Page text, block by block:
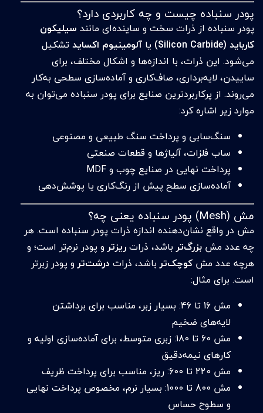
پودر سنباده چیست و چه کاربردی دارد؟
پودر سنباده از ذرات سخت و ساینده‌ای مانند سیلیکون
کارباید (Silicon Carbide)
یا آلومینیوم اکسایدتشکیل
می‌شود. این ذرات، با اندازه‌ها و اشکال مختلف، برای
ساییدن، لایه‌برداری، صاف‌کاری و آماده‌سازی سطحی به‌کار
می‌روند. از پرکاربردترین صنایع برای پودر سنباده می‌توان به
موارد زیر اشاره کرد:
سنگ‌سابی و پرداخت سنگ طبیعی و مصنوعی
ساب فلزات، آلیاژها و قطعات صنعتی
پرداخت نهایی در صنایع چوب و MDF
آماده‌سازی سطح پیش از رنگ‌کاری یا پوشش‌دهی
مش (Mesh) پودر سنباده یعنی چه؟
مش در واقع نشان‌دهنده اندازه ذرات پودر سنباده است. هر
چه عدد مش بزرگ‌تر باشد، ذراتریزتر و پودر نرم‌تر است؛ و
هرچه عدد مش کوچک‌تر باشد، ذرات درشت‌تر و پودر زبرتر
است. برای مثال:
مش 16 تا 46: بسیار زبر، مناسب برای برداشتن
لایه‌های ضخیم
مش 60 تا 180: زبری متوسط، برای آماده‌سازی اولیه و
کارهای نیمه‌دقیق
مش 220 تا 600: ریز، مناسب برای پرداخت ظریف
مش 800 تا 1000: بسیار نرم، مخصوص پرداخت نهایی
و سطوح حساس